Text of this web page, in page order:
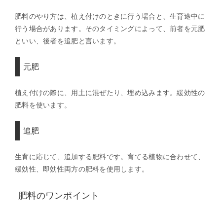
肥料のやり方は、植え付けのときに行う場合と、生育途中に
行う場合があります。そのタイミングによって、前者を元肥
といい、後者を追肥と言います。
元肥
植え付けの際に、用土に混ぜたり、埋め込みます。緩効性の
肥料を使います。
追肥
生育に応じて、追加する肥料です。育てる植物に合わせて、
緩効性、即効性両方の肥料を使用します。
肥料のワンポイント